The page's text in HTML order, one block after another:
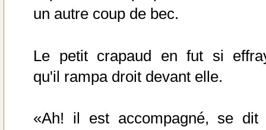
un autre coup de bec.
Le petit crapaud en fut si
qu'il rampa droit devant elle.
«Ah! il est accompagné, se dit